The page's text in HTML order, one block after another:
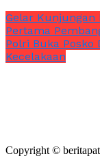
Gelar Kunjungan
Pertama
Polri Buka Posko
Kecelakaan
Copyright ©